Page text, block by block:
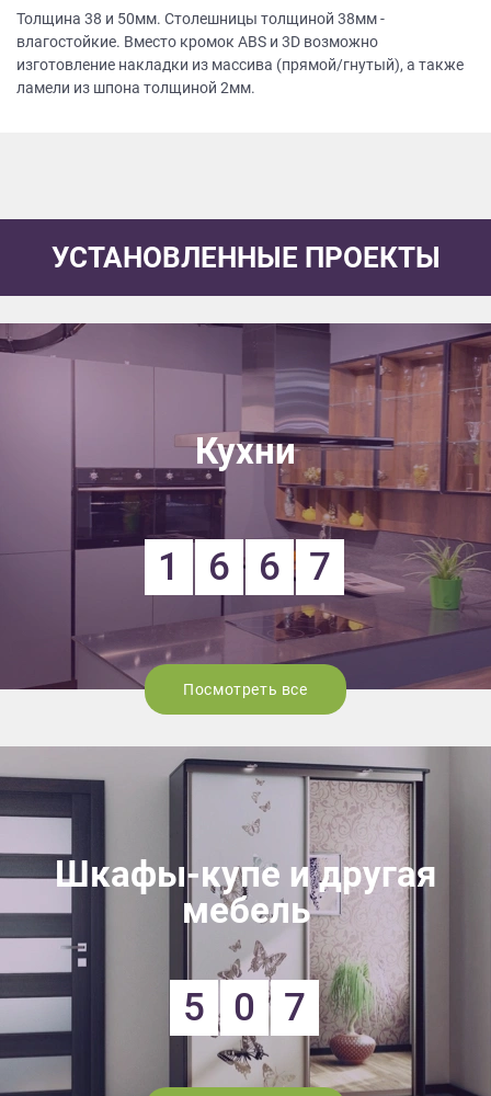
Толщина 38 и 50мм. Столешницы толщиной 38мм -
влагостойкие. Вместо кромок ABS и 3D возможно
изготовление накладки из массива (прямой/гнутый), а также
ламели из шпона толщиной 2мм.
УСТАНОВЛЕННЫЕ ПРОЕКТЫ
Кухни
1 6 6 7
Посмотреть все
Шкафы-купе и другая
мебель
5 0 7